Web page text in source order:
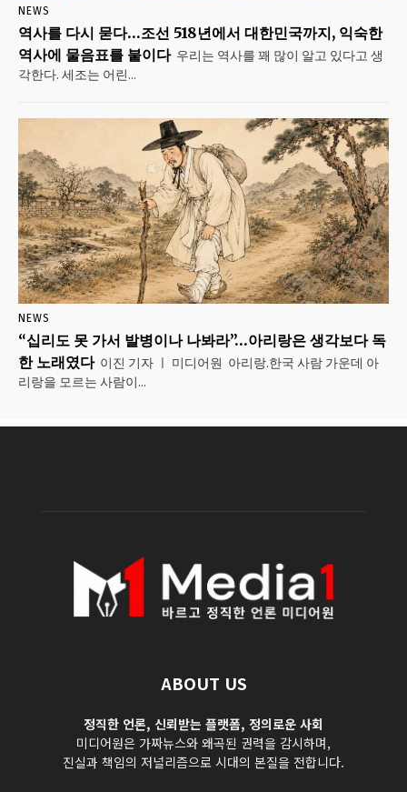
NEWS
역사를 다시 묻다…조선 518년에서 대한민국까지, 익숙한
역사에 물음표를 붙이다 우리는 역사를 꽤 많이 알고 있다고 생
각한다. 세조는 어린...
NEWS
“십리도 못 가서 발병이나 나봐라”…아리랑은 생각보다 독
한 노래였다 이진 기자 ㅣ 미디어원 아리랑.한국 사람 가운데 아
리랑을 모르는 사람이...
ABOUT US
정직한 언론, 신뢰받는 플랫폼, 정의로운 사회
미디어원은 가짜뉴스와 왜곡된 권력을 감시하며,
진실과 책임의 저널리즘으로 시대의 본질을 전합니다.